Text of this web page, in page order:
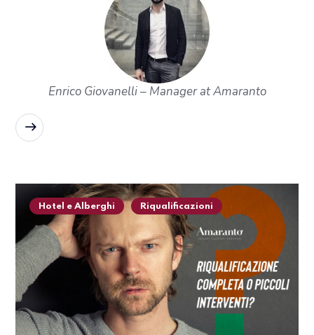
Enrico Giovanelli – Manager at Amaranto
Hotel e Alberghi Riqualificazioni